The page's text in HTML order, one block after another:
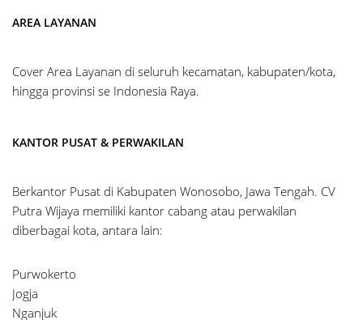
AREA LAYANAN
Cover Area Layanan di seluruh kecamatan, kabupaten/kota,
hingga provinsi se Indonesia Raya.
KANTOR PUSAT & PERWAKILAN
Berkantor Pusat di Kabupaten Wonosobo, Jawa Tengah. CV
Putra Wijaya memiliki kantor cabang atau perwakilan
diberbagai kota, antara lain:
Purwokerto
Jogja
Nganjuk